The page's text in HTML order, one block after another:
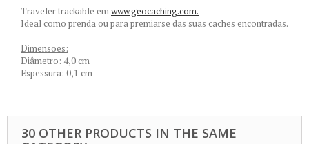
Traveler trackable emwww.geocaching.com.
Ideal como prenda ou para premiarse das suas caches encontradas.
Dimensões:
Diâmetro: 4,0 cm
Espessura: 0,1 cm
30 OTHER PRODUCTS IN THE SAME